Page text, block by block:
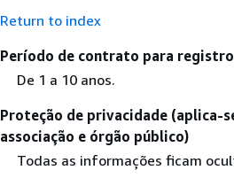
Return to index
Período de contrato para registro
De 1 a 10 anos.
Proteção de privacidade (aplica-
associação e órgão público)
Todas as informações ficam